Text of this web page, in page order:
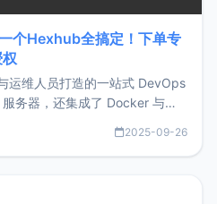
个Hexhub全搞定！下单专
运维人员打造的一站式 DevOps
务器，还集成了 Docker 与常
即可同时搞定运维与数据库操
2025-09-26